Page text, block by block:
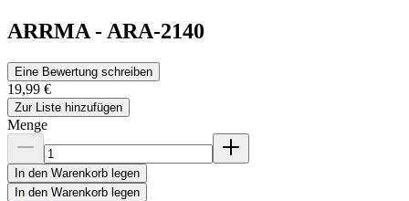
ARRMA - ARA-2140
Eine Bewertung schreiben
19,99 €
Zur Liste hinzufügen
Menge
In den Warenkorb legen
In den Warenkorb legen